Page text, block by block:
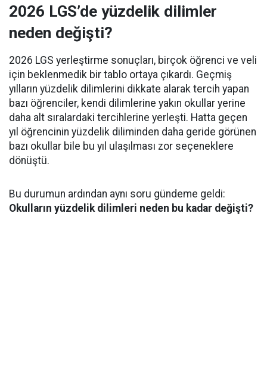
2026 LGS’de yüzdelik dilimler
neden değişti?
2026 LGS yerleştirme sonuçları, birçok öğrenci ve veli
için beklenmedik bir tablo ortaya çıkardı. Geçmiş
yılların yüzdelik dilimlerini dikkate alarak tercih yapan
bazı öğrenciler, kendi dilimlerine yakın okullar yerine
daha alt sıralardaki tercihlerine yerleşti. Hatta geçen
yıl öğrencinin yüzdelik diliminden daha geride görünen
bazı okullar bile bu yıl ulaşılması zor seçeneklere
dönüştü.
Bu durumun ardından aynı soru gündeme geldi:
Okulların yüzdelik dilimleri neden bu kadar değişti?